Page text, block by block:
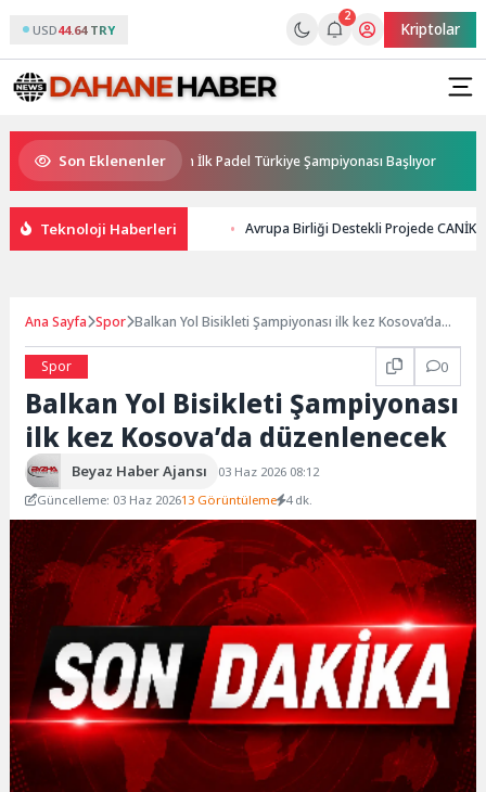
USD44.64 TRY
2
Kriptolar
Son Eklenenler
Türkiye’nin İlk Padel Türkiye Şampiyonası Başlıyor
Teknoloji Haberleri Avrupa Birliği Destekli Projede
Ana Sayfa Spor Balkan Yol Bisikleti Şampiyonası ilk kez Kosova’da
Spor
0
Balkan Yol Bisikleti Şampiyonası
ilk kez Kosova’da düzenlenecek
Beyaz Haber Ajansı
03 Haz 2026 08:12
Güncelleme: 03 Haz 202613 Görüntüleme 4 dk.